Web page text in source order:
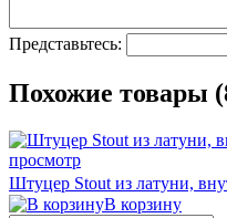
Представьтесь:
Похожие товары
просмотр
Штуцер Stout из латуни,
В корзину